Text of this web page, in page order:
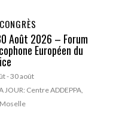
Août 2026 – Forum
Européen du
-30 août
JOUR: Centre ADDEPPA,